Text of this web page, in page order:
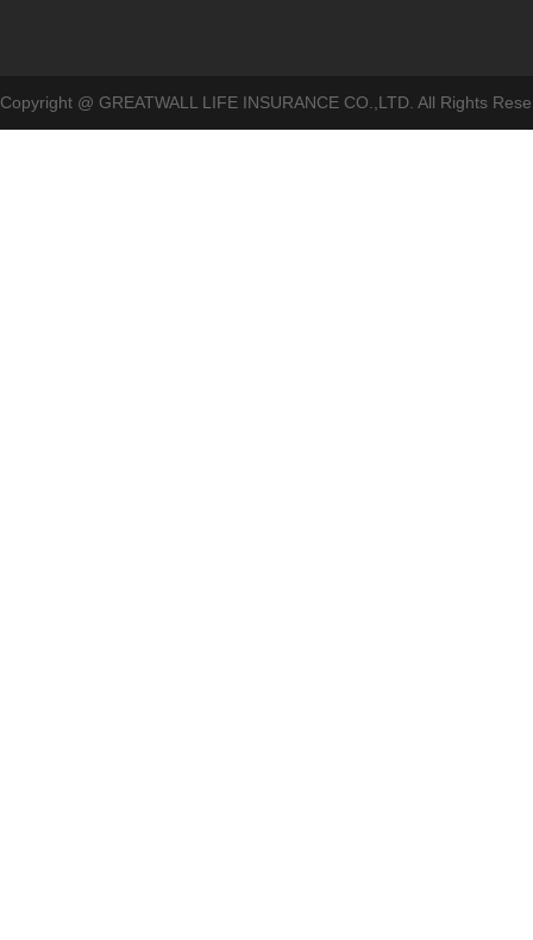
Copyright @ GREATWALL LIFE INSURANCE CO.,LTD. All Rights